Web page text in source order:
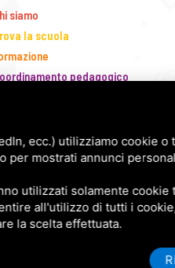
siamo
la scuola
pedagogico
dei Materiali
stampa
ecc.) utilizziamo cookie
per mostrati annunci
utilizzati solamente
all'utilizzo di tutti i
la scelta effettuata.